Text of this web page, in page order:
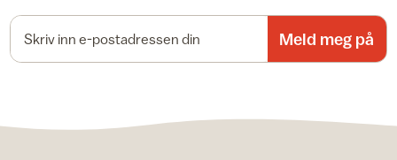
Meld meg på